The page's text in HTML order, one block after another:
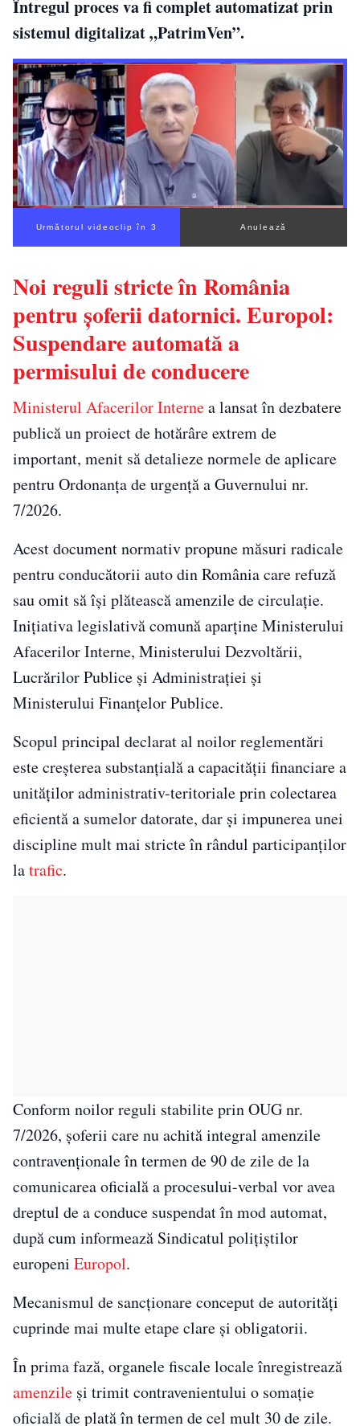
Întregul proces va fi complet automatizat prin
sistemul digitalizat „PatrimVen”.
Următorul videoclip în 2 Anulează
Noi reguli stricte în România
pentru șoferii datornici. Europol:
Suspendare automată a
permisului de conducere
Ministerul Afacerilor Internea lansat în dezbatere
publică un proiect de hotărâre extrem de
important, menit să detalieze normele de aplicare
pentru Ordonanța de urgență a Guvernului nr.
7/2026.
Acest document normativ propune măsuri radicale
pentru conducătorii auto din România care refuză
sau omit să își plătească amenzile de circulație.
Inițiativa legislativă comună aparține Ministerului
Afacerilor Interne, Ministerului Dezvoltării,
Lucrărilor Publice și Administrației și
Ministerului Finanțelor Publice.
Scopul principal declarat al noilor reglementări
este creșterea substanțială a capacității financiare a
unităților administrativ-teritoriale prin colectarea
eficientă a sumelor datorate, dar și impunerea unei
discipline mult mai stricte în rândul participanților
latrafic.
Conform noilor reguli stabilite prin OUG nr.
7/2026, șoferii care nu achită integral amenzile
contravenționale în termen de 90 de zile de la
comunicarea oficială a procesului-verbal vor avea
dreptul de a conduce suspendat în mod automat,
după cum informează Sindicatul polițiștilor
europeni Europol.
Mecanismul de sancționare conceput de autorități
cuprinde mai multe etape clare și obligatorii.
În prima fază, organele fiscale locale înregistrează
amenzile și trimit contravenientului o somație
oficială de plată în termen de cel mult 30 de zile.